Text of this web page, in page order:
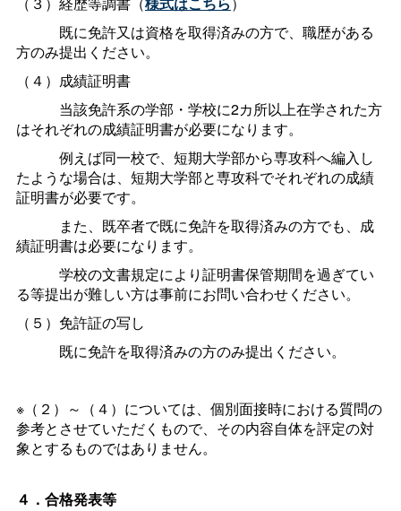
既に免許又は資格を取得済みの方で、職歴がある
方のみ提出ください。
（４）成績証明書
当該免許系の学部・学校に2カ所以上在学された方
はそれぞれの成績証明書が必要になります。
例えば同一校で、短期大学部から専攻科へ編入し
たような場合は、短期大学部と専攻科でそれぞれの成績
証明書が必要です。
また、既卒者で既に免許を取得済みの方でも、成
績証明書は必要になります。
学校の文書規定により証明書保管期間を過ぎてい
る等提出が難しい方は事前にお問い合わせください。
（５）免許証の写し
既に免許を取得済みの方のみ提出ください。
※（２）～（４）については、個別面接時における質問の
参考とさせていただくもので、その内容自体を評定の対
象とするものではありません。
４．合格発表等